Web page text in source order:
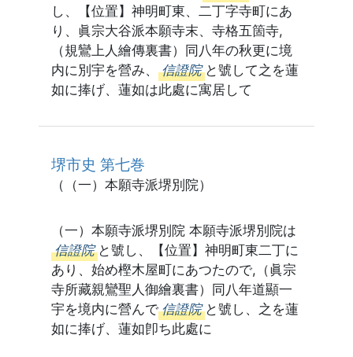
し、【位置】神明町東、二丁字寺町にあ
り、眞宗大谷派本願寺末、寺格五箇寺,
（規鸞上人繪傳裏書）同八年の秋更に境
内に別宇を營み、 信證院 と號して之を蓮
如に捧げ、蓮如は此處に寓居して
堺市史 第七巻
（（一）本願寺派堺別院）
（一）本願寺派堺別院 本願寺派堺別院は
信證院 と號し、【位置】神明町東二丁に
あり、始め樫木屋町にあつたので,（眞宗
寺所藏親鸞聖人御繪裏書）同八年道顯一
宇を境内に營んで 信證院 と號し、之を蓮
如に捧げ、蓮如卽ち此處に